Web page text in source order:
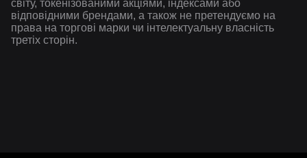
світу, токенізованими акціями, індексами або
відповідними брендами, а також не претендуємо на
права на торгові марки чи інтелектуальну власність
третіх сторін.